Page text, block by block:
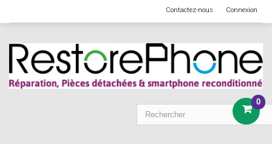
Connexion
Contactez-nous
0